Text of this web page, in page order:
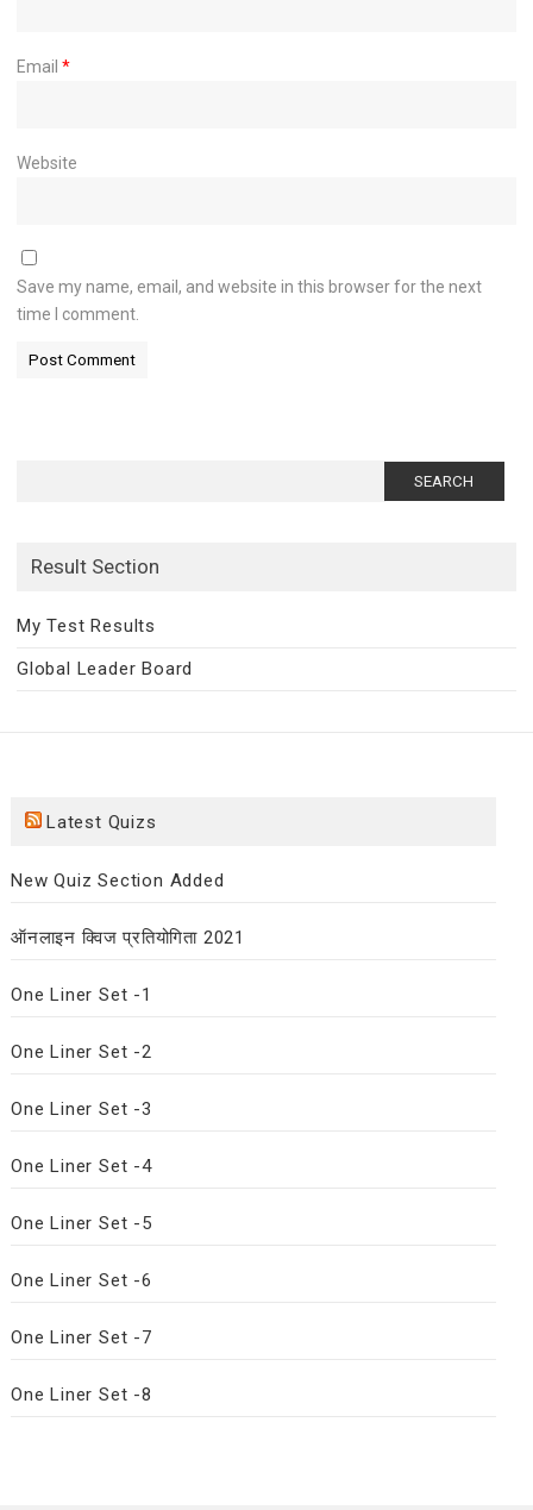
Email *
Website
Save my name, email, and website in this browser for the next
time I comment.
Result Section
My Test Results
Global Leader Board
Latest Quizs
New Quiz Section Added
ऑनलाइन क्विज प्रतियोगिता 2021
One Liner Set -1
One Liner Set -2
One Liner Set -3
One Liner Set -4
One Liner Set -5
One Liner Set -6
One Liner Set -7
One Liner Set -8